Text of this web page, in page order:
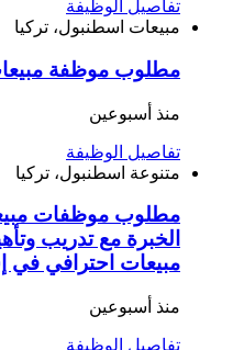
تفاصيل الوظيفة
مبيعات اسطنبول، تركيا
مطلوب موظفة
منذ أسبوعين
تفاصيل الوظيفة
متنوعة اسطنبول، تركيا
مطلوب موظفات
الخبرة مع تدريب
مبيعات احترافي في
منذ أسبوعين
تفاصيل الوظيفة